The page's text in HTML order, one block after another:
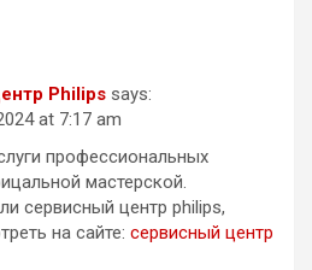
Philips says:
at 7:17 am
профессиональных
мастерской.
сервисный центр philips,
на сайте: сервисный центр